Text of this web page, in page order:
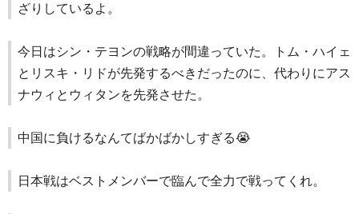
ざりしているよ。
今日はシン・テヨンの戦略が間違っていた。トム・ハイェ
とリスキ・リドが先発するべきだったのに、代わりにアス
ナウィとウィタンを先発させた。
中国に負けるなんてばかばかしすぎる😭
日本戦はベストメンバーで臨んで全力で戦ってくれ。